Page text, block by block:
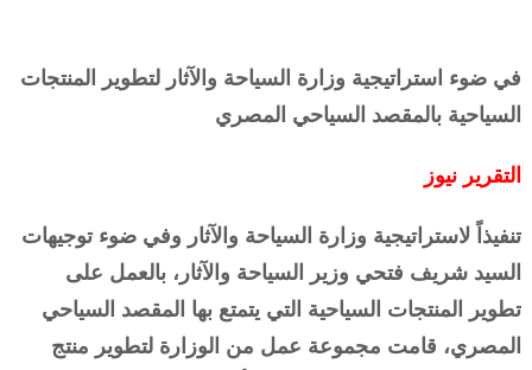
في ضوء استراتيجية وزارة السياحة والآثار لتطوير المنتجات
السياحية بالمقصد السياحي المصري
التقرير نيوز
تنفيذاً لاستراتيجية وزارة السياحة والآثار وفي ضوء توجيهات
السيد شريف فتحي وزير السياحة والآثار، بالعمل على
تطوير المنتجات السياحية التي يتمتع بها المقصد السياحي
المصري، قامت مجموعة عمل من الوزارة لتطوير منتج